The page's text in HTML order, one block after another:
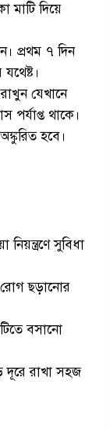
মাটি দিয়ে
প্রথম ৭ দিন
যেখানে
থাকে।
হবে।
সুবিধা
রোগ ছড়ানোর
বসানো
দূরে রাখা সহজ